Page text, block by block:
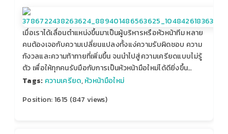
เมื่อเราได้เลื่อนตำแหน่งขึ้นมาเป็นผู้บริหารหรือหัวหน้าทีม หลาย
คนต้องเจอกับความเปลี่ยนแปลงทั้งแง่ความรับผิดชอบ ความ
กังวลและความท้าทายที่เพิ่มขึ้น จนนำไปสู่ความเครียดแบบไม่รู้
ตัว เพื่อให้ทุกคนรับมือกับการเป็นหัวหน้ามือใหม่ได้ดียิ่งขึ้น…
Tags: ความเครียด,หัวหน้ามือใหม่
Position:1615 (847 views)